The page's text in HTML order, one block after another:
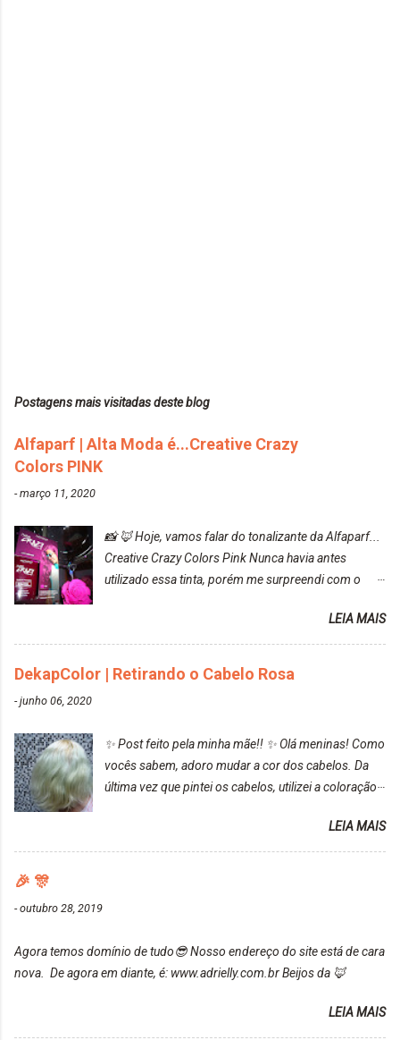
Postagens mais visitadas deste blog
Alfaparf | Alta Moda é...Creative Crazy
Colors PINK
-março 11, 2020
📸 🦊 Hoje, vamos falar do tonalizante da Alfaparf...
Creative Crazy Colors Pink Nunca havia antes
utilizado essa tinta, porém me surpreendi com o
turquesa (meio desbotado), e após a utilização meu
cabelo ficou roxo com mechinhas azul, rosa e meio
cinza... FICOU LINDOOOOO!!! Cabelo antes: Cabelo
depois: Bom, sobre a tinta, eu achei ela muito liquida,
tinta ficava manchado. Meu banheiro inteiro ficou
rosa, minha mão, meu corpo todo, porém, ela tem
uma fixação muito boa (Deu para perceber kkk) Sem
LEIA MAIS
DekapColor | Retirando o Cabelo Rosa
-junho 06, 2020
✨ Post feito pela minha mãe!! ✨ Olá meninas! Como
vocês sabem, adoro mudar a cor dos cabelos. Da
última vez que pintei os cabelos, utilizei a coloração
ressaltar que meu cabelo estava platinado. O tom
ficou um rosa antigo, cobriu muito bem e não
de inúmeras lavagens, meu cabelo teve um bom
desbotamento da cor, ele ficou um rosa bem suave,
LEIA MAIS
🎉 🎊
-outubro 28, 2019
Agora temos domínio de tudo😎 Nosso endereço do site está de cara
nova. De agora em diante, é: www.adrielly.com.br Beijos da 🦊
LEIA MAIS